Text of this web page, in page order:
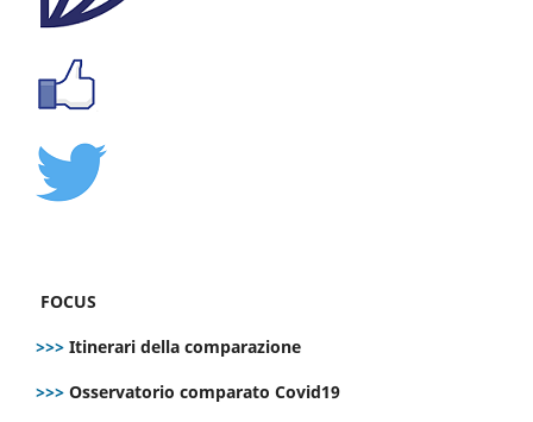
FOCUS
>>> Itinerari della comparazione
>>> Osservatorio comparato Covid19